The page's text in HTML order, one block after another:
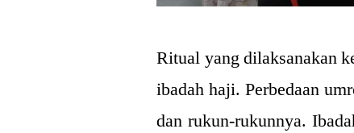
Ritual yang dilaksanakan
ibadah haji. Perbedaan
dan rukun-rukunnya.